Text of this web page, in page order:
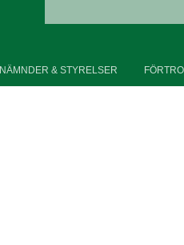
NÄMNDER & STYRELSER